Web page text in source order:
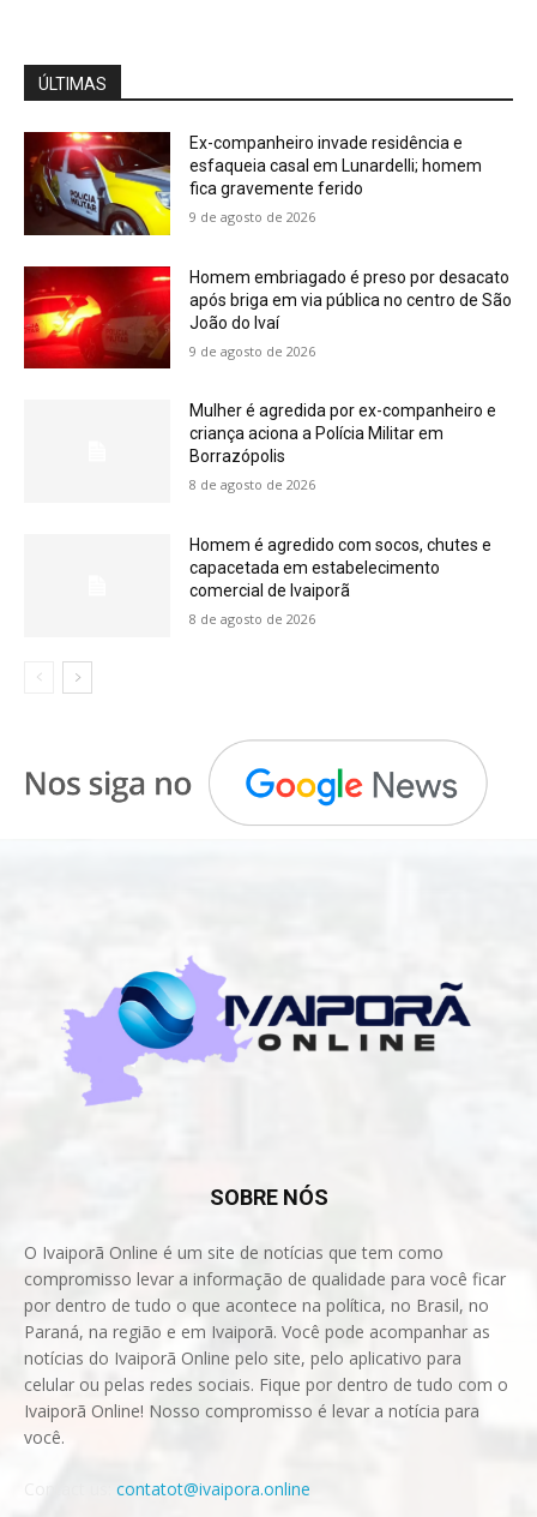
ÚLTIMAS
Ex-companheiro invade residência e
esfaqueia casal em Lunardelli; homem
fica gravemente ferido
9 de agosto de 2026
Homem embriagado é preso por desacato
após briga em via pública no centro de São
João do Ivaí
9 de agosto de 2026
Mulher é agredida por ex-companheiro e
criança aciona a Polícia Militar em
Borrazópolis
8 de agosto de 2026
Homem é agredido com socos, chutes e
capacetada em estabelecimento
comercial de Ivaiporã
8 de agosto de 2026
SOBRE NÓS
O Ivaiporã Online é um site de notícias que tem como
compromisso levar a informação de qualidade para você ficar
por dentro de tudo o que acontece na política, no Brasil, no
Paraná, na região e em Ivaiporã. Você pode acompanhar as
notícias do Ivaiporã Online pelo site, pelo aplicativo para
celular ou pelas redes sociais. Fique por dentro de tudo com o
Ivaiporã Online! Nosso compromisso é levar a notícia para
você.
contatot@ivaipora.online